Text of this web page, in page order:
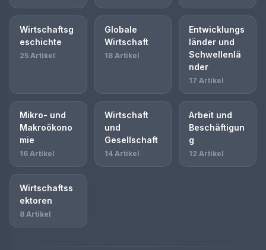
Wirtschaftsg
eschichte
25 Artikel
Globale
Wirtschaft
18 Artikel
Entwicklungs
länder und
Schwellenlä
nder
17 Artikel
Mikro- und
Makroökono
mie
16 Artikel
Wirtschaft
und
Gesellschaft
14 Artikel
Arbeit und
Beschäftigun
g
12 Artikel
Wirtschaftss
ektoren
8 Artikel